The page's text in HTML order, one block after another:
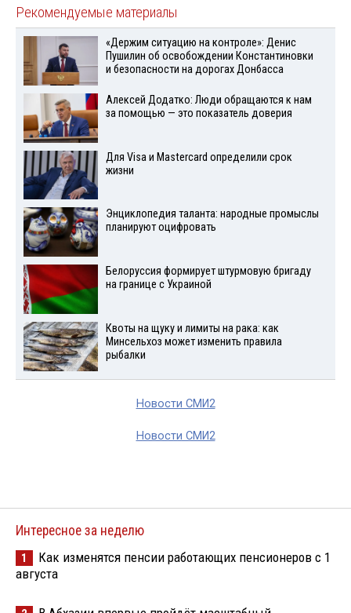
Рекомендуемые материалы
«Держим ситуацию на контроле»: Денис
Пушилин об освобождении Константиновки
и безопасности на дорогах Донбасса
Алексей Додатко: Люди обращаются к нам
за помощью — это показатель доверия
Для Visа и Mastercard определили срок
жизни
Энциклопедия таланта: народные промыслы
планируют оцифровать
Белоруссия формирует штурмовую бригаду
на границе с Украиной
Квоты на щуку и лимиты на рака: как
Минсельхоз может изменить правила
рыбалки
Новости СМИ2
Новости СМИ2
Интересное за неделю
1
Как изменятся пенсии работающих пенсионеров с 1
августа